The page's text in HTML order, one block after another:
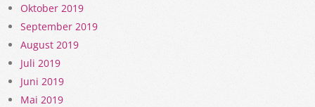
Oktober 2019
September 2019
August 2019
Juli 2019
Juni 2019
Mai 2019